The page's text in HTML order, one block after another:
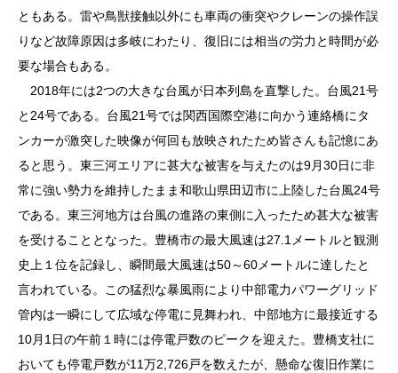
ともある。雷や鳥獣接触以外にも車両の衝突やクレーンの操作誤
りなど故障原因は多岐にわたり、復旧には相当の労力と時間が必
要な場合もある。
2018年には2つの大きな台風が日本列島を直撃した。台風21号
と24号である。台風21号では関西国際空港に向かう連絡橋にタ
ンカーが激突した映像が何回も放映されたため皆さんも記憶にあ
ると思う。東三河エリアに甚大な被害を与えたのは9月30日に非
常に強い勢力を維持したまま和歌山県田辺市に上陸した台風24号
である。東三河地方は台風の進路の東側に入ったため甚大な被害
を受けることとなった。豊橋市の最大風速は27.1メートルと観測
史上１位を記録し、瞬間最大風速は50～60メートルに達したと
言われている。この猛烈な暴風雨により中部電力パワーグリッド
管内は一瞬にして広域な停電に見舞われ、中部地方に最接近する
10月1日の午前１時には停電戸数のピークを迎えた。豊橋支社に
おいても停電戸数が11万2,726戸を数えたが、懸命な復旧作業に